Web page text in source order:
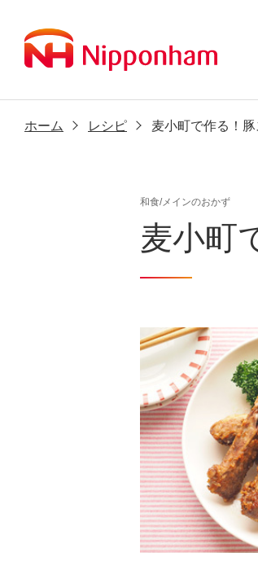
ホーム レシピ 麦小町で作る！
和食/メインのおかず
麦小町